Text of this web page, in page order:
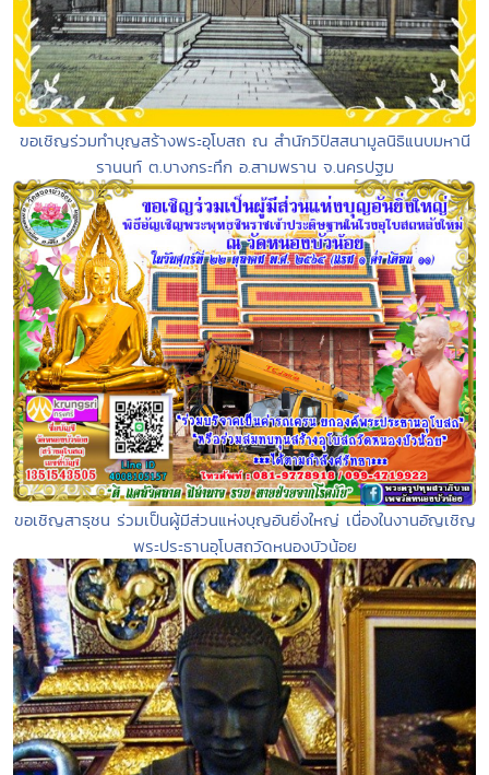
ขอเชิญร่วมทำบุญสร้างพระอุโบสถ ณ สำนักวิปัสสนามูลนิธิแนบมหานี
รานนท์ ต.บางกระทึก อ.สามพราน จ.นครปฐม
ขอเชิญสาธุชน ร่วมเป็นผู้มีส่วนแห่งบุญอันยิ่งใหญ่ เนื่องในงานอัญเชิญ
พระประธานอุโบสถวัดหนองบัวน้อย